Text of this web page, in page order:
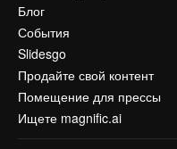
Блог
События
Slidesgo
Продайте свой контент
Помещение для прессы
Ищете magnific.ai